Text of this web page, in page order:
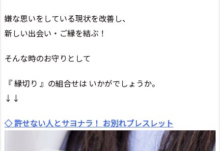
嫌な思いをしている現状を改善し、
新しい出会い・ご縁を結ぶ！
そんな時のお守りとして
『 縁切り 』の組合せは いかがでしょうか。
↓↓
◇ 許せない人とサヨナラ！ お別れブレスレット